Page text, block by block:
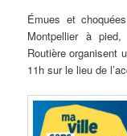
Émues et
Montpellier à
Routière organisent
11h sur le lieu de